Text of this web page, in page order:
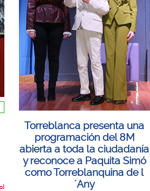
Torreblanca presenta una
programación del 8M
abierta a toda la ciudadanía
y reconoce a Paquita Simó
como Torreblanquina de l
´Any